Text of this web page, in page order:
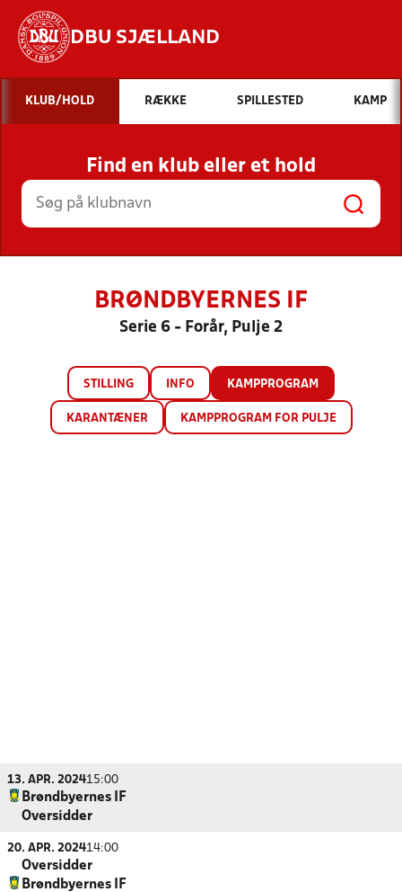
DBU SJÆLLAND
Hvad vil du søge efter?
INDHOLD OG NYHEDER
STILLINGER, RESULTATER, KLUBBER OG
HOLD
KLUB/HOLD RÆKKE SPILLESTED KAMP
Find en klub eller et hold
BRØNDBYERNES IF
Serie 6 - Forår, Pulje 2
STILLING INFO KAMPPROGRAM
KARANTÆNER KAMPPROGRAM FOR PULJE
13. APR. 202415:00
Brøndbyernes IF
Oversidder
20. APR. 202414:00
Oversidder
Brøndbyernes IF